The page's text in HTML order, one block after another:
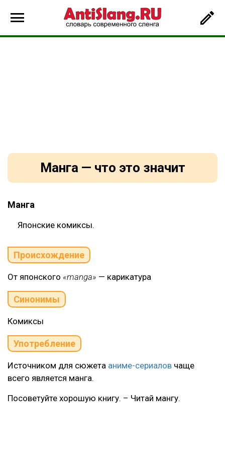
Манга — что это значит
Манга
Японские комиксы.
Происхождение
От японского «manga» — карикатура
Синонимы
Комиксы
Употребление
Источником для сюжета аниме-сериалов чаще
всего является манга.
Посоветуйте хорошую книгу. – Читай мангу.